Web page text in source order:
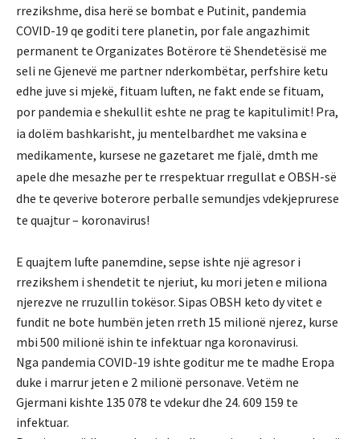
rrezikshme, disa herë se bombat e Putinit, pandemia
COVID-19 qe goditi tere planetin, por fale angazhimit
permanent te Organizates Botërore të Shendetësisë me
seli ne Gjenevë me partner nderkombëtar, perfshire ketu
edhe juve si mjekë, fituam luften, ne fakt ende se fituam,
por pandemia e shekullit eshte ne prag te kapitulimit! Pra,
ia dolëm bashkarisht, ju mentelbardhet me vaksina e
medikamente, kursese ne gazetaret me fjalë, dmth me
apele dhe mesazhe per te rrespektuar rregullat e OBSH-së
dhe te qeverive boterore perballe semundjes vdekjeprurese
te quajtur – koronavirus!
E quajtem lufte panemdine, sepse ishte një agresor i
rrezikshem i shendetit te njeriut, ku mori jeten e miliona
njerezve ne rruzullin tokësor. Sipas OBSH keto dy vitet e
fundit ne bote humbën jeten rreth 15 milionë njerez, kurse
mbi 500 milionë ishin te infektuar nga koronavirusi.
Nga pandemia COVID-19 ishte goditur me te madhe Eropa
duke i marrur jeten e 2 milionë personave. Vetëm ne
Gjermani kishte 135 078 te vdekur dhe 24. 609 159 te
infektuar.